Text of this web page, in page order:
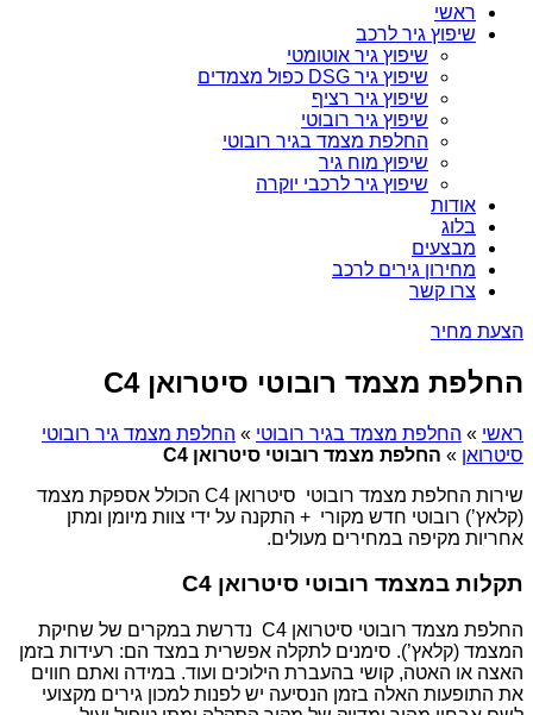
ראשי
שיפוץ גיר לרכב
שיפוץ גיר אוטומטי
שיפוץ גיר DSG כפול מצמדים
שיפוץ גיר רציף
שיפוץ גיר רובוטי
החלפת מצמד בגיר רובוטי
שיפוץ מוח גיר
שיפוץ גיר לרכבי יוקרה
אודות
בלוג
מבצעים
מחירון גירים לרכב
צרו קשר
הצעת מחיר
החלפת מצמד רובוטי סיטרואן C4
ראשי » החלפת מצמד בגיר רובוטי » החלפת מצמד גיר רובוטי
סיטרואן » החלפת מצמד רובוטי סיטרואן C4
שירות החלפת מצמד רובוטי סיטרואן C4 הכולל אספקת מצמד
(קלאץ’) רובוטי חדש מקורי + התקנה על ידי צוות מיומן ומתן
אחריות מקיפה במחירים מעולים.
תקלות במצמד רובוטי סיטרואן C4
החלפת מצמד רובוטי סיטרואן C4 נדרשת במקרים של שחיקת
המצמד (קלאץ’). סימנים לתקלה אפשרית במצד הם: רעידות בזמן
האצה או האטה, קושי בהעברת הילוכים ועוד. במידה ואתם חווים
את התופעות האלה בזמן הנסיעה יש לפנות למכון גירים מקצועי